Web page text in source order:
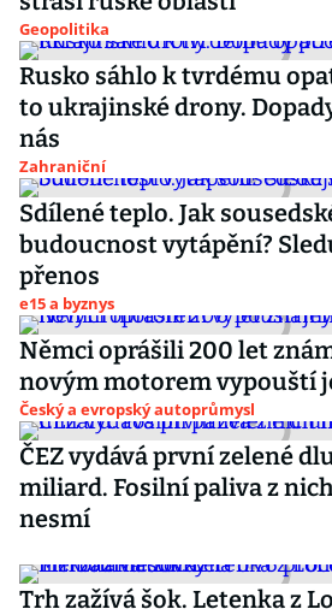
Geopolitika
Rusko sáhlo k tvrdému
to ukrajinské drony.
nás
Zahraniční
Sdílené teplo. Jak
budoucnost vytápění?
přenos
e15 a byznys
Němci oprášili 200 let
novým motorem vypouští
Český a evropský autoprůmysl
ČEZ vydává první zelené
miliard. Fosilní paliva z
nesmí
Trh zažívá šok. Letenka z